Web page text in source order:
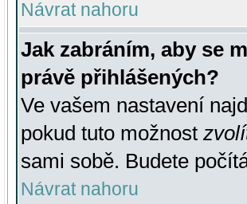
Návrat nahoru
Jak zabráním, aby se
právě přihlášených?
Ve vašem nastavení
pokud tuto možnost
sami sobě. Budete
Návrat nahoru